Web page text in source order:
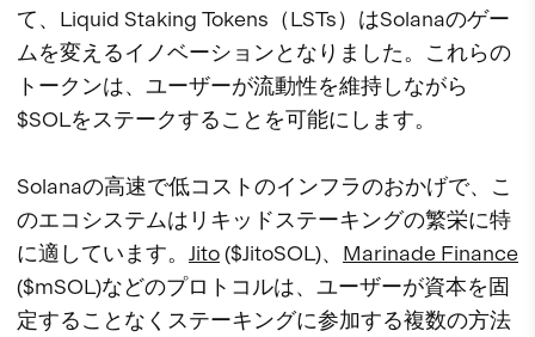
て、Liquid Staking Tokens（LSTs）はSolanaのゲー
ムを変えるイノベーションとなりました。これらの
トークンは、ユーザーが流動性を維持しながら
$SOLをステークすることを可能にします。
Solanaの高速で低コストのインフラのおかげで、こ
のエコシステムはリキッドステーキングの繁栄に特
に適しています。 Jito($JitoSOL)、 Marinade Finance
($mSOL)などのプロトコルは、ユーザーが資本を固
定することなくステーキングに参加する複数の方法